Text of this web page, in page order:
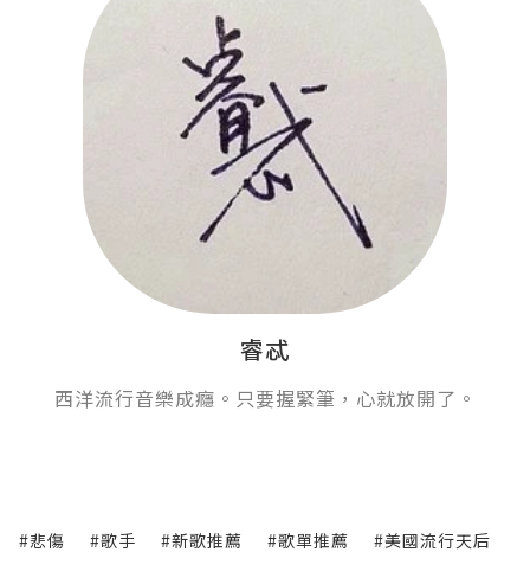
睿忒
西洋流行音樂成癮。只要握緊筆，心就放開了。
#悲傷 #歌手 #新歌推薦 #歌單推薦 #美國流行天后